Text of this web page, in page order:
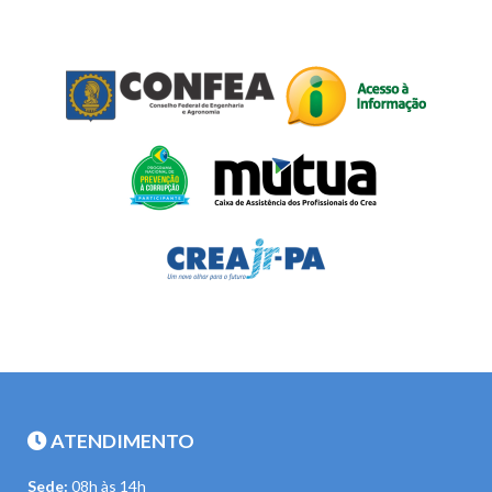
ATENDIMENTO
Sede: 08h às 14h